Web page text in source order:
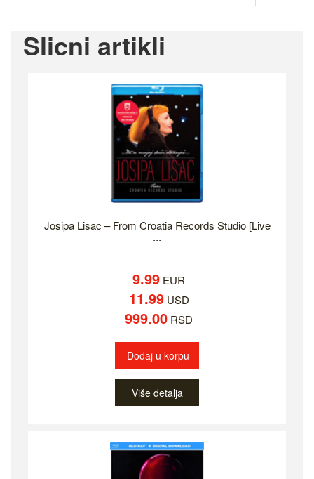
Slicni artikli
Josipa Lisac ‎– From Croatia Records Studio [Live
...
9.99 EUR
11.99USD
999.00 RSD
Dodaj u korpu
Više detalja